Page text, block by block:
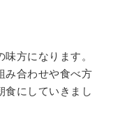
方になります。
み合わせや食べ方
食にしていきまし